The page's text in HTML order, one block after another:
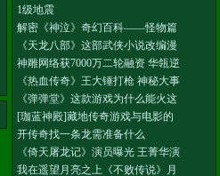
1级地震
解密《神泣》奇幻百科——怪物篇
《天龙八部》这部武侠小说改编漫
神雕网络获7000万二轮融资 华瓴逆
《热血传奇》王大锤打枪 神秘大事
《弹弹堂》这款游戏为什么能火这
[珈蓝神殿]藏地传奇游戏与电影的
开传奇找一条龙需准备什么
《倚天屠龙记》演员曝光 王菁华演
我在遥望月亮之上《不败传说》月